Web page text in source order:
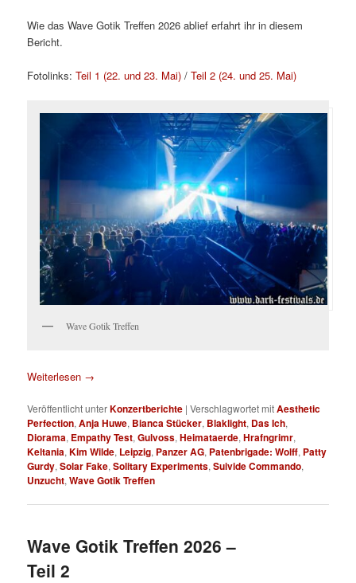
Wie das Wave Gotik Treffen 2026 ablief erfahrt ihr in diesem
Bericht.
Fotolinks:Teil 1 (22. und 23. Mai) /Teil 2 (24. und 25. Mai)
Wave Gotik Treffen
Weiterlesen →
Veröffentlicht unterKonzertberichte |Verschlagwortet mitAesthetic
Perfection,Anja Huwe, Bianca Stücker, Blaklight, Das Ich,
Diorama, Empathy Test,Gulvoss,Heimataerde,Hrafngrimr,
Keltania,Kim Wilde, Leipzig, Panzer AG, Patenbrigade: Wolff, Patty
Gurdy,Solar Fake,Solitary Experiments,Suivide Commando,
Unzucht,Wave Gotik Treffen
Wave Gotik Treffen 2026 –
Teil 2